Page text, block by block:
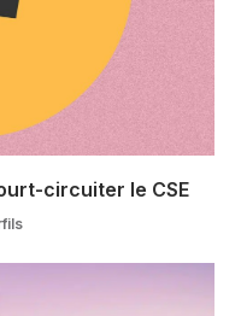
circuiter le CSE